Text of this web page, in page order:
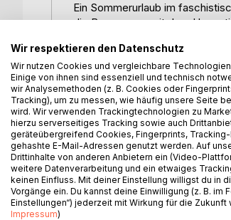
Ein Sommerurlaub im
die Begegnung mit dem
beherrscht. Die Vorstellung
über Verführung, Gehorsam
Texten.
Ergänzt wird diese
Ersten Weltkrieg ein stilles
gesellschaftliche Krisen in das
Moral und Verantwortung am
Dieser Band versammelt
ungebrochener Aktualität. Für
Fußnoten Übersetzung bzw.
Wir respektieren den Datenschutz
Wir nutzen Cookies und vergleichbare
Einige von ihnen sind essenziell und technisch
wir Analysemethoden (z. B. Cookies oder
Tracking), um zu messen, wie häufig unsere Seite
wird. Wir verwenden Trackingtechnologien zu
hierzu serverseitiges Tracking sowie auch
geräteübergreifend Cookies, Fingerprints,
gehashte E-Mail-Adressen genutzt werden. Auf
Drittinhalte von anderen Anbietern ein (Video-
weitere Datenverarbeitung und ein etwaiges
keinen Einfluss. Mit deiner Einstellung willigst du in
Vorgänge ein. Du kannst deine Einwilligung (z. B. im
Einstellungen“) jederzeit mit Wirkung für die Zukunft
Impressum)